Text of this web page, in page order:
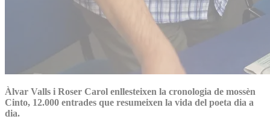
Àlvar Valls i Roser Carol enllesteixen la cronologia de mossèn
Cinto, 12.000 entrades que resumeixen la vida del poeta dia a
dia.